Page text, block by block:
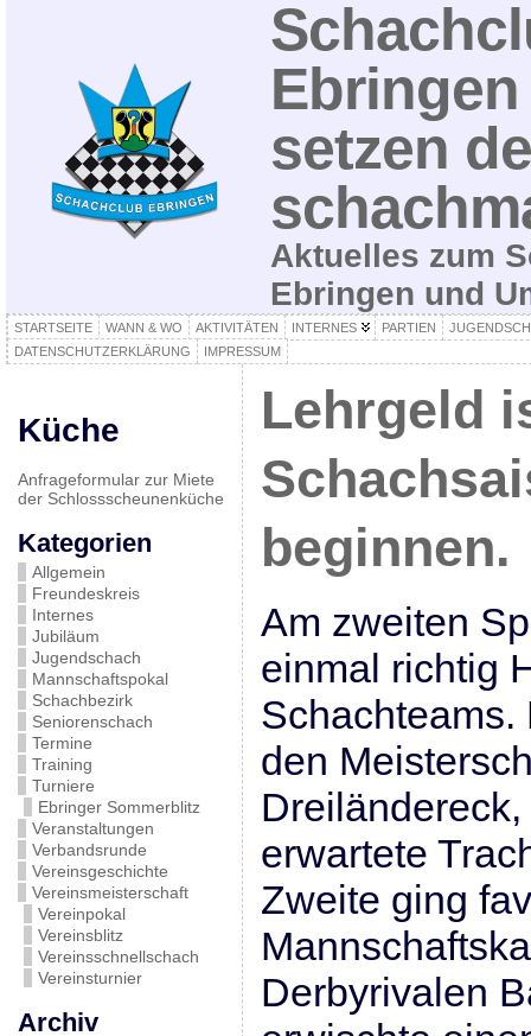
setzen
Aktuelles zum
Ebringen und
STARTSEITE WANN & WO AKTIVITÄTEN INTERNES PARTIEN
DATENSCHUTZERKLÄRUNG
IMPRESSUM
Küche
Anfrageformular zur Miete
der Schlossscheunenküche
Kategorien
Allgemein
Freundeskreis
Internes
Jubiläum
Jugendschach
Mannschaftspokal
Schachbezirk
Seniorenschach
Termine
Training
Turniere
Ebringer Sommerblitz
Veranstaltungen
Verbandsrunde
Vereinsgeschichte
Vereinsmeisterschaft
Vereinpokal
Vereinsblitz
Vereinsschnellschach
Vereinsturnier
Archiv
Lehrgeld
beginnen.
Am zweiten
einmal richtig
Schachteams.
den
erwartete
Zweite ging
Derbyrivalen